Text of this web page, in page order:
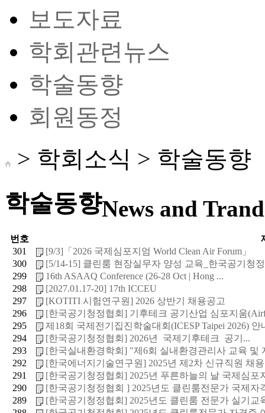
보도자료
학회관련뉴스
학술동향
회원동정
> 학회소식 > 학술동향
학술동향News and
번호
301
[9/3]「2026 국제심포지엄 World Clean Air Forum」
300
[5/14-15] 클린룸 현장실무자 양성 교육_한국공기청
299
16th ASAAQ Conference (26-28 Oct | Hong ...
298
[2027.01.17-20] 17th ICCEU
297
[KOTITI 시험연구원] 2026 상반기 채용공고
296
[한국공기청정협회] 기후테크 공기산업 심포지움
295
제18회 국제전기집진학술대회(ICESP Taipei 2026) 안
294
[한국공기청정협회] 2026년 국제기후테크 공기...
293
[한국실내환경학회] "제6회 실내환경관리사 교육 및
292
[한국에너지기술연구원] 2025년 제2차 신규직원 채
291
[한국공기청정협회] 2025년 푸른하늘의 날 국제심포
290
[한국공기청정협회 ] 2025년도 클린룸전문가 국제자
289
[한국공기청정협회] 2025년도 클린룸 전문가 실기교